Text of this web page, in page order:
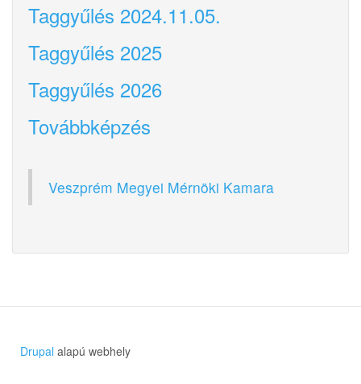
Taggyűlés 2024.11.05.
Taggyűlés 2025
Taggyűlés 2026
Továbbképzés
Veszprém Megyei Mérnöki Kamara
Drupal alapú webhely